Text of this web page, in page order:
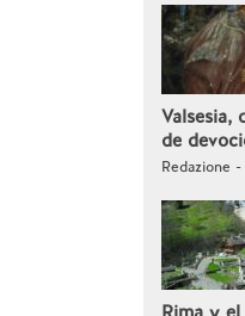
Valsesia,
de
Redazione